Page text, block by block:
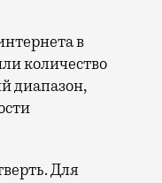
количество
диапазон,
Для